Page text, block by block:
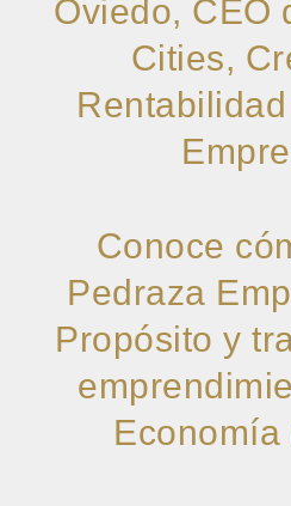
Oviedo, CEO
Cities,
Conoce
Pedraza
Propósito y